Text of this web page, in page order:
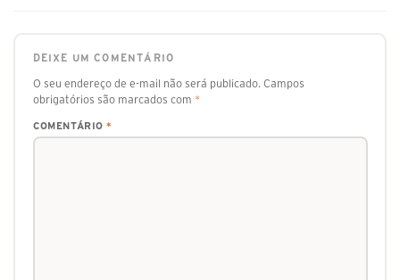
DEIXE UM COMENTÁRIO
O seu endereço de e-mail não será publicado. Campos
obrigatórios são marcados com *
COMENTÁRIO *